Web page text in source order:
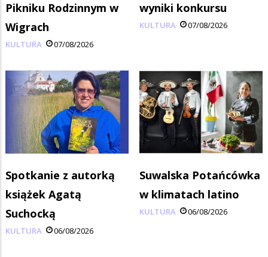
Pikniku Rodzinnym w
Wigrach
KULTURA 07/08/2026
wyniki konkursu
KULTURA 07/08/2026
Spotkanie z autorką
książek Agatą
Suchocką
KULTURA 06/08/2026
Suwalska Potańcówka
w klimatach latino
KULTURA 06/08/2026